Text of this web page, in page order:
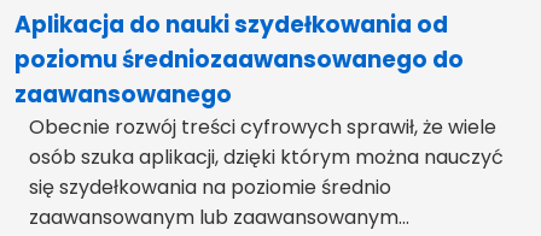
Aplikacja do nauki szydełkowania od
poziomu średniozaawansowanego do
zaawansowanego
Obecnie rozwój treści cyfrowych sprawił, że wiele
osób szuka aplikacji, dzięki którym można nauczyć
się szydełkowania na poziomie średnio
zaawansowanym lub zaawansowanym...